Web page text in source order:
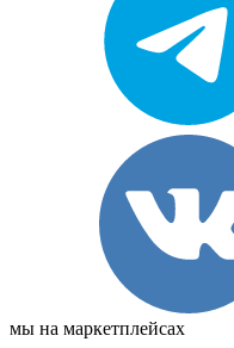
мы на маркетплейсах